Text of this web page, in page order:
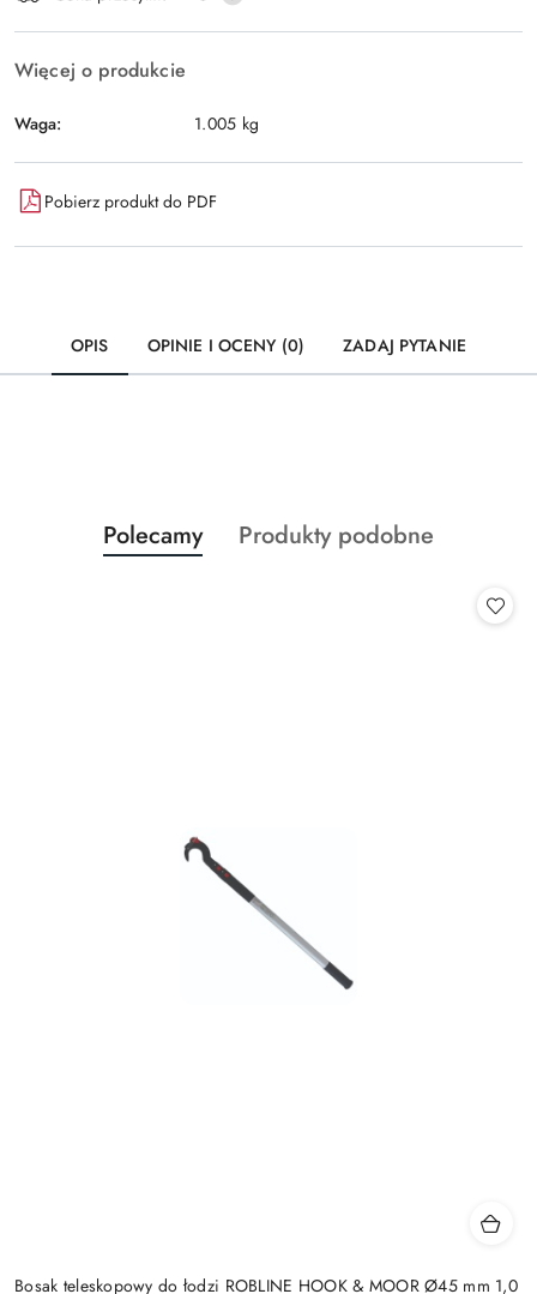
Więcej o produkcie
Waga: 1.005 kg
Pobierz produkt do PDF
OPIS OPINIE I OCENY (0) ZADAJ PYTANIE
Pomiń karuzelę produktów
Produkty
o
Polecamy
Produkty
Produkty podobne
Bosak teleskopowy do łodzi ROBLINE HOOK & MOOR Ø45 mm 1,0